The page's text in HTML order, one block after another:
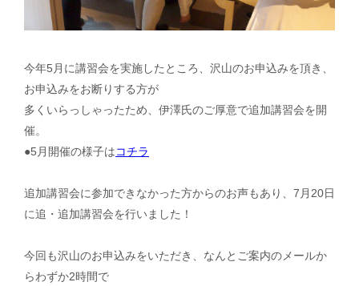
今年5月に講習会を実施したところ、沢山のお申込みを頂き、
お申込みをお断りする方が
多くいらっしゃったため、伊澤氏のご厚意で追加講習会を開
催。
●5月開催の様子はコチラ
追加講習会に参加できなかった方からのお声もあり、7月20日
に追・追加講習会を行いました！
今回も沢山のお申込みをいただき、なんとご案内のメールか
らわずか2時間で